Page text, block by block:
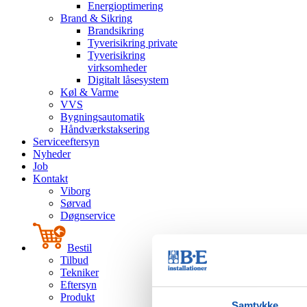
Energioptimering
Brand & Sikring
Brandsikring
Tyverisikring private
Tyverisikring
virksomheder
Digitalt låsesystem
Køl & Varme
VVS
Bygningsautomatik
Håndværkstaksering
Serviceeftersyn
Nyheder
Job
Kontakt
Viborg
Sørvad
Døgnservice
Bestil
Tilbud
Tekniker
Eftersyn
Produkt